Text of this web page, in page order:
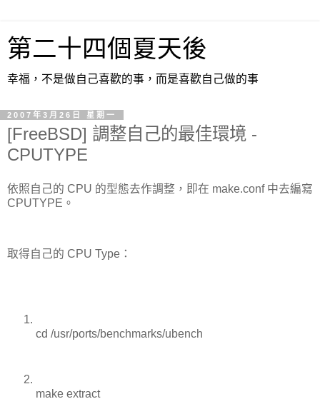
第二十四個夏天後
幸福，不是做自己喜歡的事，而是喜歡自己做的事
2007年3月26日 星期一
[FreeBSD] 調整自己的最佳環境 -
CPUTYPE
依照自己的 CPU 的型態去作調整，即在 make.conf 中去編寫
CPUTYPE。
取得自己的 CPU Type：
cd /usr/ports/benchmarks/ubench
make extract